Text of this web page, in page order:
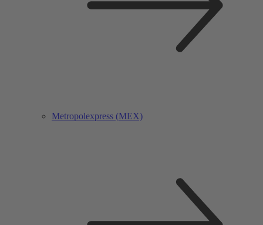
Metropolexpress (MEX)